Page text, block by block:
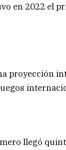
en 2022 el
proyección
llegó